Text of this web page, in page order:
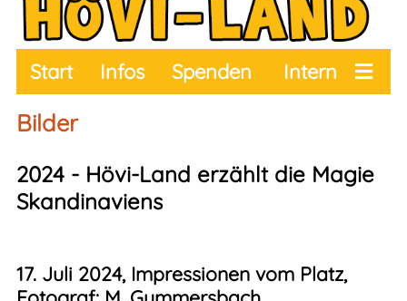
Intern
Start Infos
Spenden
Termine
Bilder
2024 - Hövi-Land erzählt die Magie
Skandinaviens
17. Juli 2024, Impressionen vom Platz,